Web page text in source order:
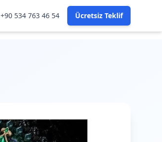
+90 534 763 46 54 Ücretsiz Teklif